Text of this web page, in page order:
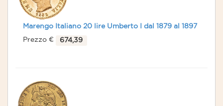
Marengo Italiano 20 lire Umberto I dal 1879 al 1897
Prezzo €
674,39